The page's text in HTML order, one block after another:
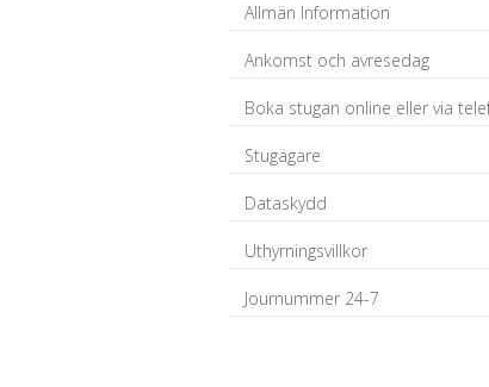
Allmän Information
Ankomst och avresedag
Boka stugan online eller via
Stugägare
Dataskydd
Uthyrningsvillkor
Journummer 24-7